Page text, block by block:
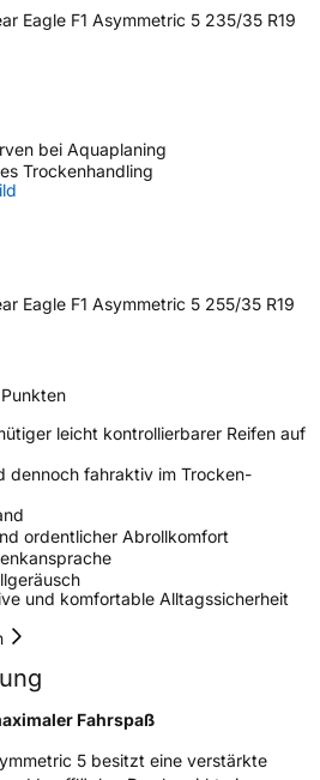
/ Alpine-Symbol Nein
Eagle F1 Asymmetric 5 235/35 R19
bei Aquaplaning
Trockenhandling
Eagle F1 Asymmetric 5 255/35 R19
leicht kontrollierbarer Reifen auf
dennoch fahraktiv im Trocken-
ordentlicher Abrollkomfort
und komfortable Alltagssicherheit
Fahrspaß
5 besitzt eine verstärkte